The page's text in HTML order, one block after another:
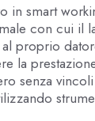
in smart
con cui il
proprio
la
senza